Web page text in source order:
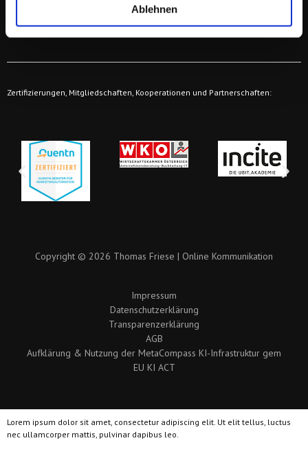
Ablehnen
Zertifizierungen, Mitgliedschaften, Kooperationen und Partnerschaften:
Copyright © 2026 Thomas Friese | Online Kommunikation
Impressum
Datenschutzerklärung
Transparenzerklärung
AGB
Aufklärung & Nutzung der MetaCompass KI-Infrastruktur gem
EU KI ACT
Lorem ipsum dolor sit amet, consectetur adipiscing elit. Ut elit tellus, luctus
nec ullamcorper mattis, pulvinar dapibus leo.